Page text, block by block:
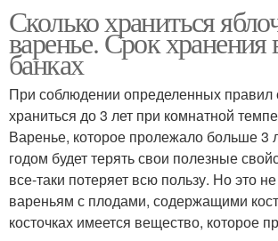
Сколько храниться
варенье. Срок хранения
банках
При соблюдении определенных правил
храниться до 3 лет при комнатной
Варенье, которое пролежало больше 3
годом будет терять свои полезные
все-таки потеряет всю пользу. Но это
вареньям с плодами, содержащими
косточках имеется вещество, которое